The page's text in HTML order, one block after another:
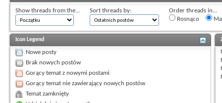
Show threads from the... Sort threads by:
Order threads in...
Rosnąco
Icon Legend
Nowe posty
Brak nowych postów
Gorący temat z nowymi postami
Gorący temat nie zawierający nowych postów
Temat zamknięty